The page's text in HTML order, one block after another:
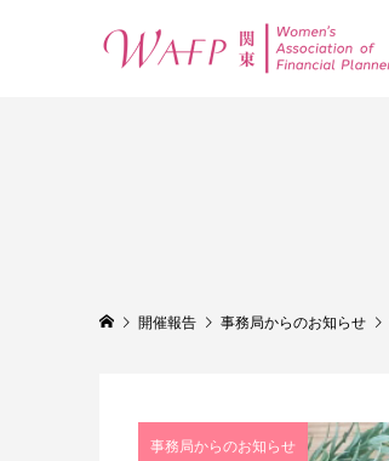
開催報告 事務局からのお知らせ
事務局からのお知らせ